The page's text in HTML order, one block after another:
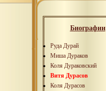
Биографии
Руда Дурай
Миша Дураков
Коля Дураковский
Витя Дурасов
Коля Дурасов